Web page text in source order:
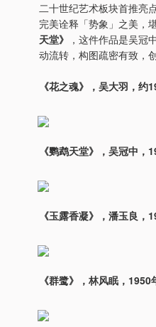
二十世纪艺术板块首推亮
完美诠释「势象」之美，
天堂》
，这件作品是吴冠
动流转，构图疏密有致，
《花之魂》，吴大羽，约
《鹦鹉天堂》，吴冠中，
《玉露香凝》，潘玉良，
《群鹭》，林风眠，1950